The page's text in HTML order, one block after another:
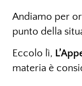
Andiamo per
punto della
Eccolo lì,
materia è